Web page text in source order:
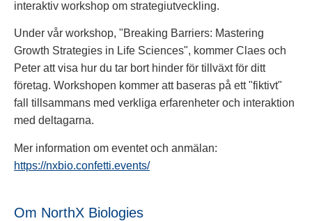
interaktiv workshop om strategiutveckling.
Under vår workshop, "Breaking Barriers: Mastering
Growth Strategies in Life Sciences", kommer Claes och
Peter att visa hur du tar bort hinder för tillväxt för ditt
företag. Workshopen kommer att baseras på ett "fiktivt"
fall tillsammans med verkliga erfarenheter och interaktion
med deltagarna.
Mer information om eventet och anmälan:
https://nxbio.confetti.events/
Om NorthX Biologies